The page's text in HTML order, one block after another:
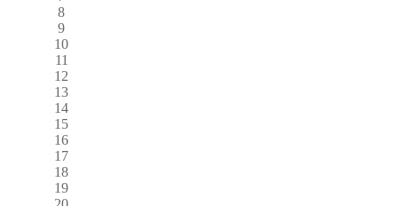
8
9
10
11
12
13
14
15
16
17
18
19